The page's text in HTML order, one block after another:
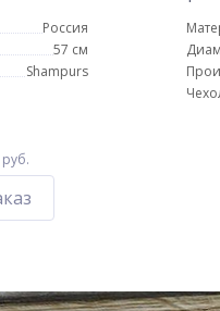
Россия
57 см
Shampurs
руб.